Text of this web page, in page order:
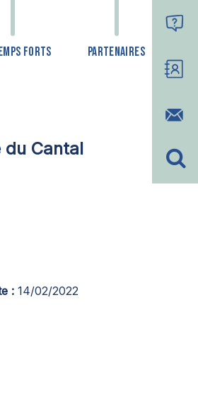
FORTS PARTENAIRES
Cantal
14/02/2022